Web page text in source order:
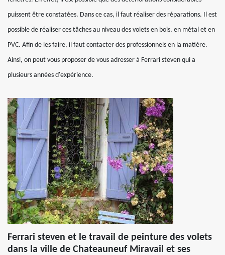
puissent être constatées. Dans ce cas, il faut réaliser des réparations. Il est
possible de réaliser ces tâches au niveau des volets en bois, en métal et en
PVC. Afin de les faire, il faut contacter des professionnels en la matière.
Ainsi, on peut vous proposer de vous adresser à Ferrari steven qui a
plusieurs années d'expérience.
Ferrari steven et le travail de peinture des volets
dans la ville de Chateauneuf Miravail et ses